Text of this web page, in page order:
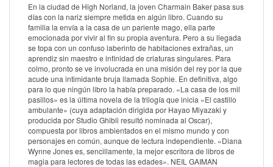
En la ciudad de High Norland, la joven Charmain Baker pasa sus
días con la nariz siempre metida en algún libro. Cuando su
familia la envía a la casa de un pariente mago, ella parte
emocionada por vivir al fin su propia aventura. Pero a su llegada
se topa con un confuso laberinto de habitaciones extrañas, un
aprendiz sin maestro e infinidad de criaturas singulares. Para
colmo, pronto se ve involucrada en una misión del rey por la que
acude una intimidante bruja llamada Sophie. En definitiva, algo
para lo que ningún libro la había preparado. «La casa de los mil
pasillos» es la última novela de la trilogía que inicia «El castillo
ambulante» (cuya adaptación dirigida por Hayao Miyazaki y
producida por Studio Ghibli resultó nominada al Oscar),
compuesta por libros ambientados en el mismo mundo y con
personajes en común, aunque de lectura independiente. «Diana
Wynne Jones es, sencillamente, la mejor escritora de libros de
magia para lectores de todas las edades». NEIL GAIMAN